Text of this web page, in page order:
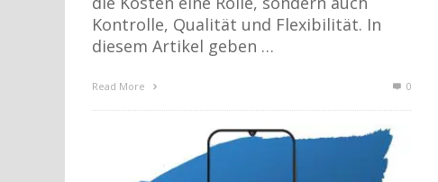
Kontrolle, Qualität und Flexibilität. In
diesem Artikel geben …
Read More 0